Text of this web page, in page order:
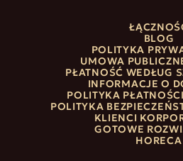
BLOG
POLITYKA
UMOWA
PŁATNOŚĆ WEDŁUG
INFORMACJE O
POLITYKA
POLITYKA
KLIENCI
GOTOWE
HORECA